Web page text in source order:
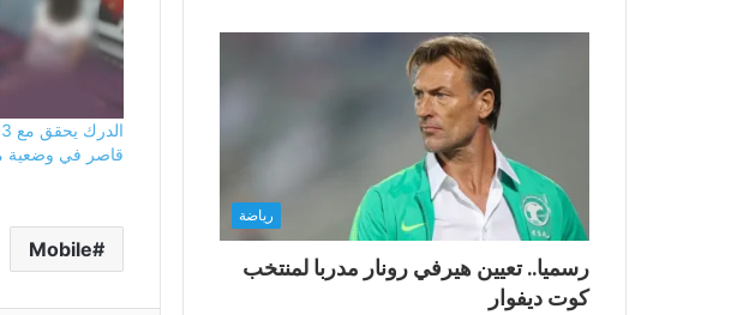
قاصر في وضعية
Mobile
رياضة
رسميا.. تعيين هيرفي رونار مدربا لمنتخب
كوت ديفوار